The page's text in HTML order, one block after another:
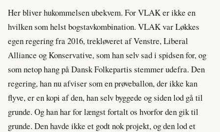
Her bliver hukommelsen ubekvem. For VLAK er ikke en
hvilken som helst bogstavkombination. VLAK var Løkkes
egen regering fra 2016, trekløveret af Venstre, Liberal
Alliance og Konservative, som han selv sad i spidsen for, og
som netop hang på Dansk Folkepartis stemmer udefra. Den
regering, han nu afviser som en prøveballon, der ikke kan
flyve, er en kopi af den, han selv byggede og siden lod gå til
grunde. Og han har for længst fortalt os hvorfor den gik til
grunde. Den havde ikke et godt nok projekt, og den lod et